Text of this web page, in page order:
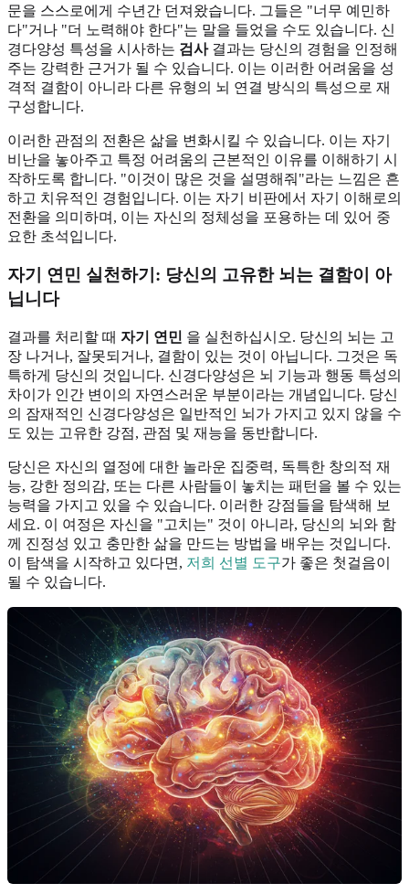
문을 스스로에게 수년간 던져왔습니다. 그들은 "너무 예민하
다"거나 "더 노력해야 한다"는 말을 들었을 수도 있습니다. 신
경다양성 특성을 시사하는 검사결과는 당신의 경험을 인정해
주는 강력한 근거가 될 수 있습니다. 이는 이러한 어려움을 성
격적 결함이 아니라 다른 유형의 뇌 연결 방식의 특성으로 재
구성합니다.
이러한 관점의 전환은 삶을 변화시킬 수 있습니다. 이는 자기
비난을 놓아주고 특정 어려움의 근본적인 이유를 이해하기 시
작하도록 합니다. "이것이 많은 것을 설명해줘"라는 느낌은 흔
하고 치유적인 경험입니다. 이는 자기 비판에서 자기 이해로의
전환을 의미하며, 이는 자신의 정체성을 포용하는 데 있어 중
요한 초석입니다.
자기 연민 실천하기: 당신의 고유한 뇌는 결함이 아
닙니다
결과를 처리할 때 자기 연민 을 실천하십시오. 당신의 뇌는 고
장 나거나, 잘못되거나, 결함이 있는 것이 아닙니다. 그것은 독
특하게 당신의 것입니다. 신경다양성은 뇌 기능과 행동 특성의
차이가 인간 변이의 자연스러운 부분이라는 개념입니다. 당신
의 잠재적인 신경다양성은 일반적인 뇌가 가지고 있지 않을 수
도 있는 고유한 강점, 관점 및 재능을 동반합니다.
당신은 자신의 열정에 대한 놀라운 집중력, 독특한 창의적 재
능, 강한 정의감, 또는 다른 사람들이 놓치는 패턴을 볼 수 있는
능력을 가지고 있을 수 있습니다. 이러한 강점들을 탐색해 보
세요. 이 여정은 자신을 "고치는" 것이 아니라, 당신의 뇌와 함
께 진정성 있고 충만한 삶을 만드는 방법을 배우는 것입니다.
이 탐색을 시작하고 있다면, 저희 선별 도구가 좋은 첫걸음이
될 수 있습니다.